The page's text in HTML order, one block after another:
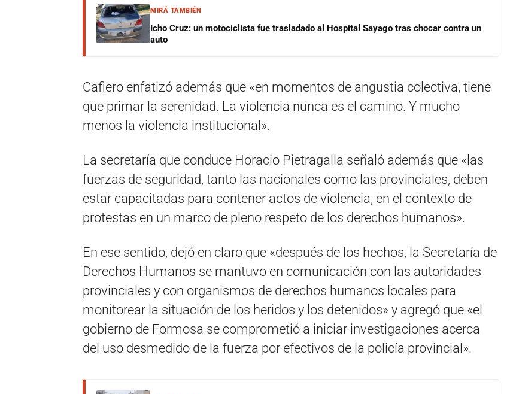
MIRÁ TAMBIÉN
Icho Cruz: un motociclista fue trasladado al Hospital Sayago tras chocar contra un
auto
Cafiero enfatizó además que «en momentos de angustia colectiva, tiene
que primar la serenidad. La violencia nunca es el camino. Y mucho
menos la violencia institucional».
La secretaría que conduce Horacio Pietragalla señaló además que «las
fuerzas de seguridad, tanto las nacionales como las provinciales, deben
estar capacitadas para contener actos de violencia, en el contexto de
protestas en un marco de pleno respeto de los derechos humanos».
En ese sentido, dejó en claro que «después de los hechos, la Secretaría de
Derechos Humanos se mantuvo en comunicación con las autoridades
provinciales y con organismos de derechos humanos locales para
monitorear la situación de los heridos y los detenidos» y agregó que «el
gobierno de Formosa se comprometió a iniciar investigaciones acerca
del uso desmedido de la fuerza por efectivos de la policía provincial».